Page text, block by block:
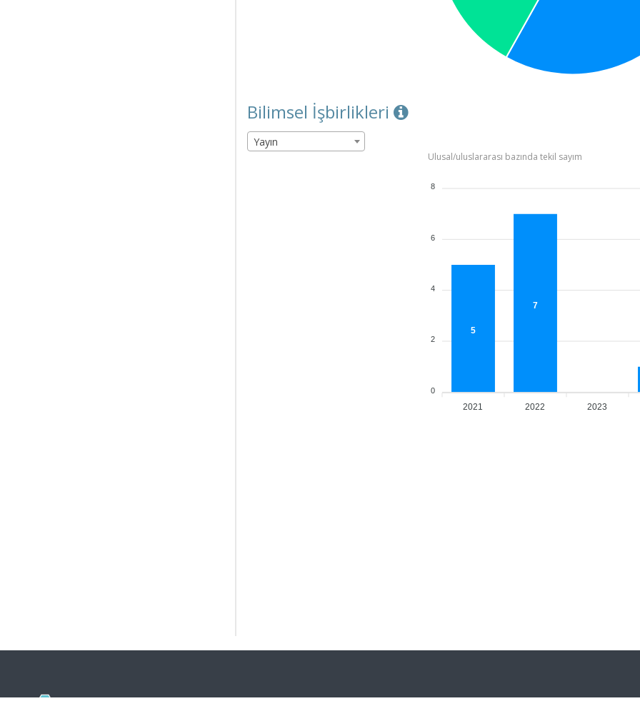
Bilimsel İşbirlikleri
Yayın
Ulusal/uluslararası bazında tekil sayım
2021 2022 2023
5
7
8
6
4
2
0